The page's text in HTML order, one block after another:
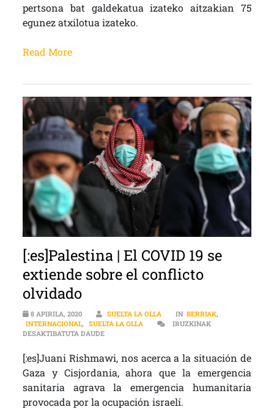
pertsona bat galdekatua izateko aitzakian 75
egunez atxilotua izateko.
Read More
[:es]Palestina | El COVID 19 se
extiende sobre el conflicto
olvidado
8 APIRILA, 2020 SUELTA LA OLLA IN BERRIAK,
INTERNACIONAL, SUELTA LA OLLA
IRUZKINAK
DESAKTIBATUTA DAUDE[:ES]PALESTINA | EL COVID 19 SE EXTIENDE
[:es]Juani Rishmawi, nos acerca a la situación de
Gaza y Cisjordania, ahora que la emergencia
sanitaria agrava la emergencia humanitaria
provocada por la ocupación israelí.